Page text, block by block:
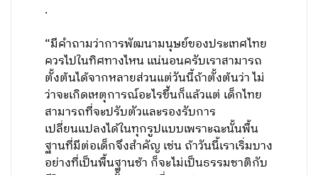
.
“มีคำถามว่าการพัฒนามนุษย์ของประเทศไทย
ควรไปในทิศทางไหน แน่นอนครับเราสามารถ
ตั้งต้นได้จากหลายส่วนแต่วันนี้ถ้าตั้งต้นว่า ไม่
ว่าจะเกิดเหตุการณ์อะไรขึ้นก็แล้วแต่ เด็กไทย
สามารถที่จะปรับตัวและรองรับการ
เปลี่ยนแปลงได้ในทุกรูปแบบเพราะฉะนั้นพื้น
ฐานที่มีต่อเด็กจึงสำคัญ เช่น ถ้าวันนี้เราเริ่มบาง
อย่างที่เป็นพื้นฐานช้า ก็จะไม่เป็นธรรมชาติกับ